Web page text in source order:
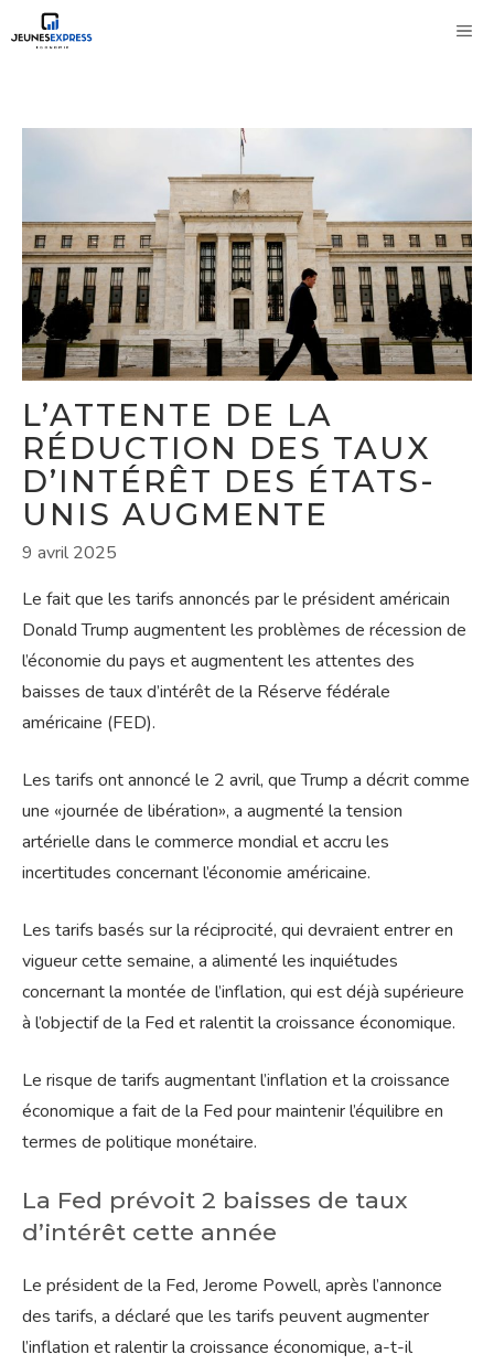
au
L’ATTENTE DE LA
RÉDUCTION DES TAUX
D’INTÉRÊT DES ÉTATS-
UNIS AUGMENTE
9 avril 2025
Le fait que les tarifs annoncés par le président américain
Donald Trump augmentent les problèmes de récession de
l’économie du pays et augmentent les attentes des
baisses de taux d’intérêt de la Réserve fédérale
américaine (FED).
Les tarifs ont annoncé le 2 avril, que Trump a décrit comme
une «journée de libération», a augmenté la tension
artérielle dans le commerce mondial et accru les
incertitudes concernant l’économie américaine.
Les tarifs basés sur la réciprocité, qui devraient entrer en
vigueur cette semaine, a alimenté les inquiétudes
concernant la montée de l’inflation, qui est déjà supérieure
à l’objectif de la Fed et ralentit la croissance économique.
Le risque de tarifs augmentant l’inflation et la croissance
économique a fait de la Fed pour maintenir l’équilibre en
termes de politique monétaire.
La Fed prévoit 2 baisses de taux
d’intérêt cette année
Le président de la Fed, Jerome Powell, après l’annonce
des tarifs, a déclaré que les tarifs peuvent augmenter
l’inflation et ralentir la croissance économique, a-t-il